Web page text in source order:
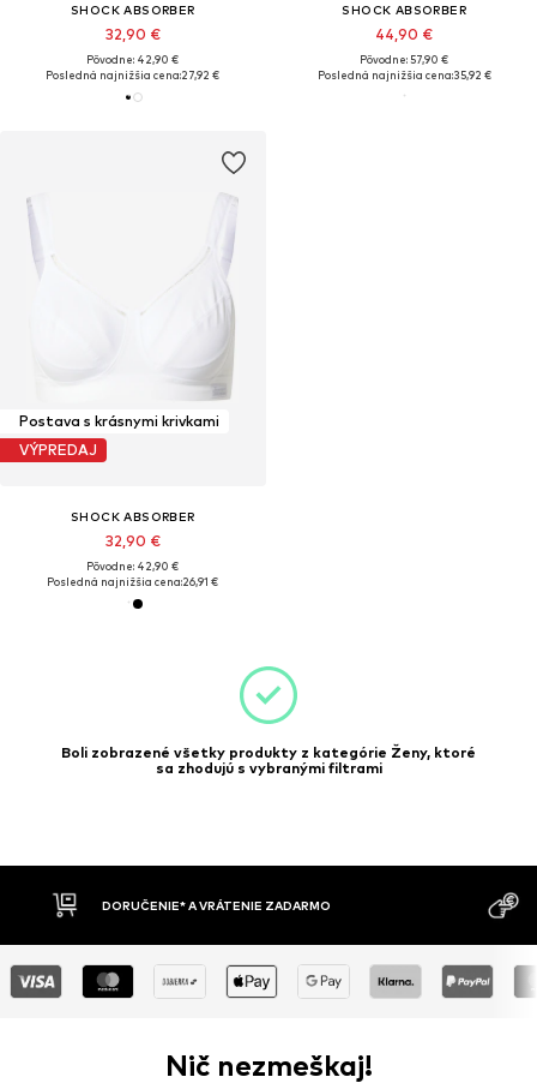
SHOCK ABSORBER
32,90 €
Pôvodne: 42,90 €
Posledná najnižšia cena:27,92 €
SHOCK ABSORBER
44,90 €
Pôvodne: 57,90 €
Posledná najnižšia cena:35,92 €
Postava s krásnymi krivkami
VÝPREDAJ
SHOCK ABSORBER
32,90 €
Pôvodne: 42,90 €
Posledná najnižšia cena:26,91 €
Boli zobrazené všetky produkty z kategórie Ženy, ktoré
sa zhodujú s vybranými filtrami
DORUČENIE* A VRÁTENIE ZADARMO
Nič nezmeškaj!